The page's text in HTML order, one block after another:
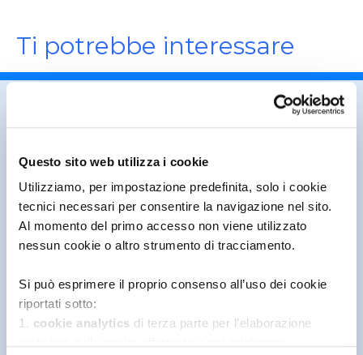
Questo sito web utilizza i cookie
Utilizziamo, per impostazione predefinita, solo i cookie
tecnici necessari per consentire la navigazione nel sito.
Al momento del primo accesso non viene utilizzato
nessun cookie o altro strumento di tracciamento.
Si può esprimere il proprio consenso all’uso dei cookie
riportati sotto:
1. cookie analytics di terza parte per l’elaborazione
Ti potrebbe interessare
Mi prendo cura di te